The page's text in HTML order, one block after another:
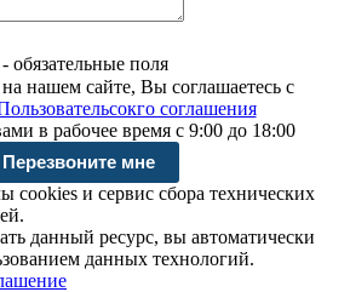
- обязательные поля
на нашем сайте, Вы соглашаетесь с
соглашения
в рабочее время с 9:00 до 18:00
cookies и сервис сбора технических
данный ресурс, вы автоматически
данных технологий.